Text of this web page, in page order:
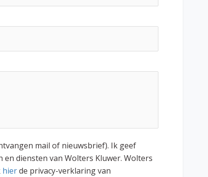
mail of nieuwsbrief). Ik geef
diensten van Wolters Kluwer. Wolters
hierde privacy-verklaring van